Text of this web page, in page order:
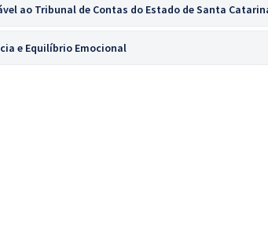
ao Tribunal de Contas do Estado de Santa
e Equilíbrio Emocional